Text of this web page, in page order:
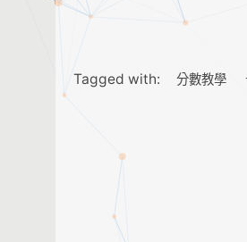
Tagged with: 分數教學